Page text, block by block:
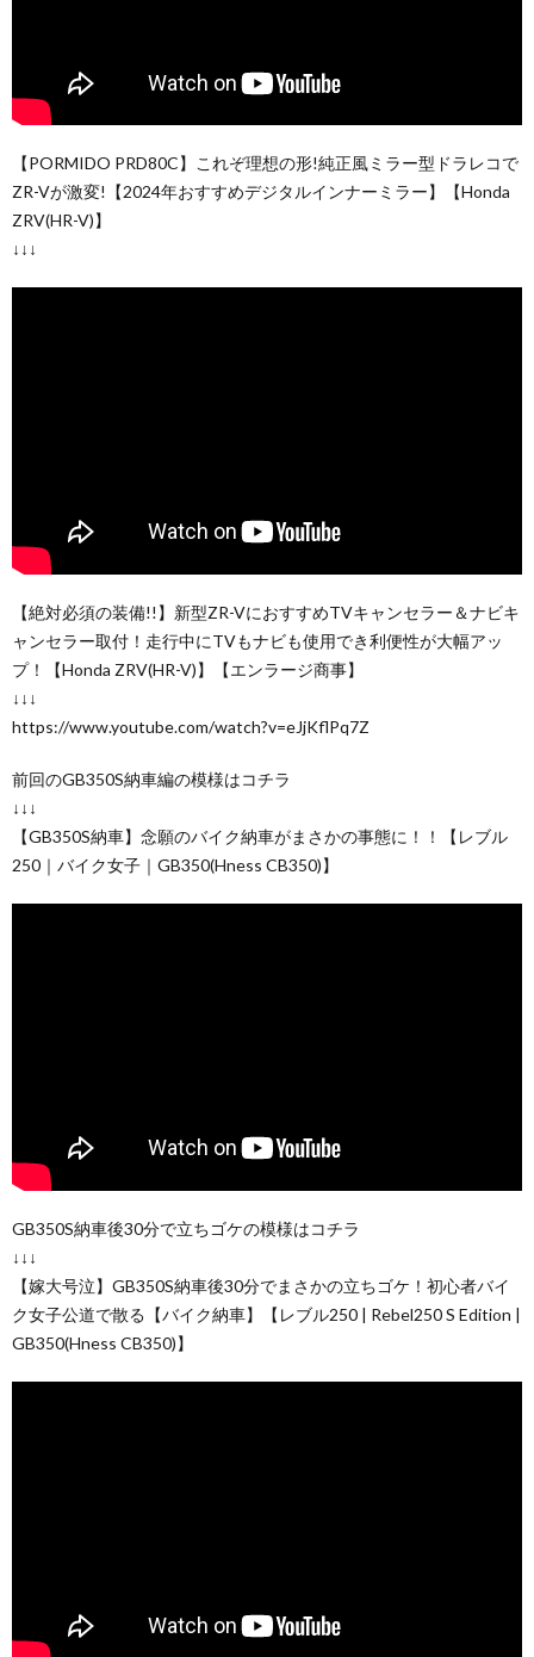
【PORMIDO PRD80C】これぞ理想の形!純正風ミラー型ドラレコで
ZR-Vが激変!【2024年おすすめデジタルインナーミラー】【Honda
ZRV(HR-V)】
↓↓↓
【絶対必須の装備!!】新型ZR-VにおすすめTVキャンセラー＆ナビキ
ャンセラー取付！走行中にTVもナビも使用でき利便性が大幅アッ
プ！【Honda ZRV(HR-V)】【エンラージ商事】
↓↓↓
https://www.youtube.com/watch?v=eJjKflPq7Z
前回のGB350S納車編の模様はコチラ
↓↓↓
【GB350S納車】念願のバイク納車がまさかの事態に！！【レブル
250｜バイク女子｜GB350(Hness CB350)】
GB350S納車後30分で立ちゴケの模様はコチラ
↓↓↓
【嫁大号泣】GB350S納車後30分でまさかの立ちゴケ！初心者バイ
ク女子公道で散る【バイク納車】【レブル250 | Rebel250 S Edition |
GB350(Hness CB350)】